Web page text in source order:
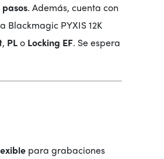
. Además, cuenta con
Blackmagic PYXIS 12K
, PLo Locking EF. Se espera
para grabaciones